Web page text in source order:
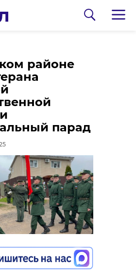
районе
парад
0:00 / 0:00
47channel
Эстафета
огня на
жизни
воинской
0:00 / 0:00
области
на
в